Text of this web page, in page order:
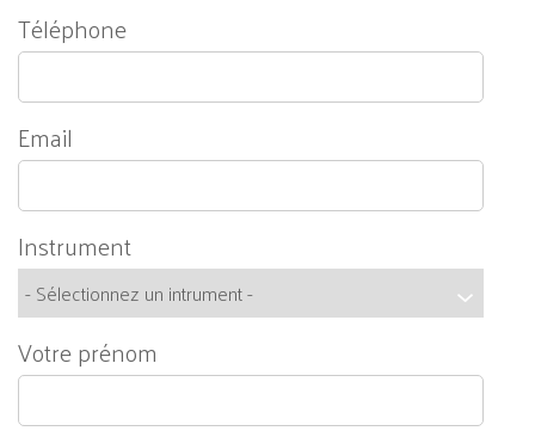
Téléphone
Email
Instrument
Votre prénom